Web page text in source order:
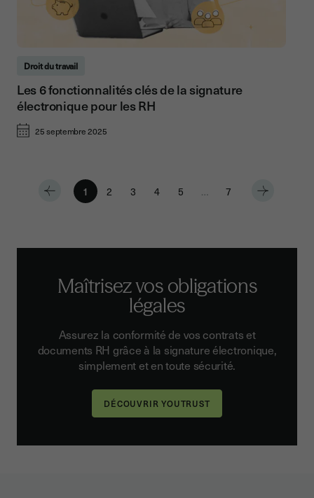
Droit du travail
Les 6 fonctionnalités clés de la signature
électronique pour les RH
25 septembre 2025
1 2 3 4 5 … 7
Maîtrisez vos obligations
légales
Assurez la conformité de vos contrats et
documents RH grâce à la signature électronique,
simplement et en toute sécurité.